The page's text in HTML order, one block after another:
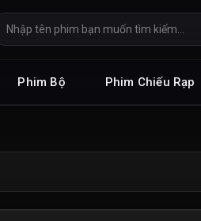
Phim Bộ Phim Chiếu Rạp